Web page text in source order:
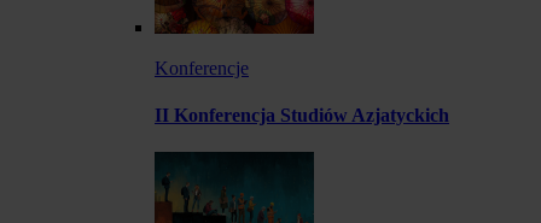
Konferencje
II Konferencja Studiów Azjatyckich